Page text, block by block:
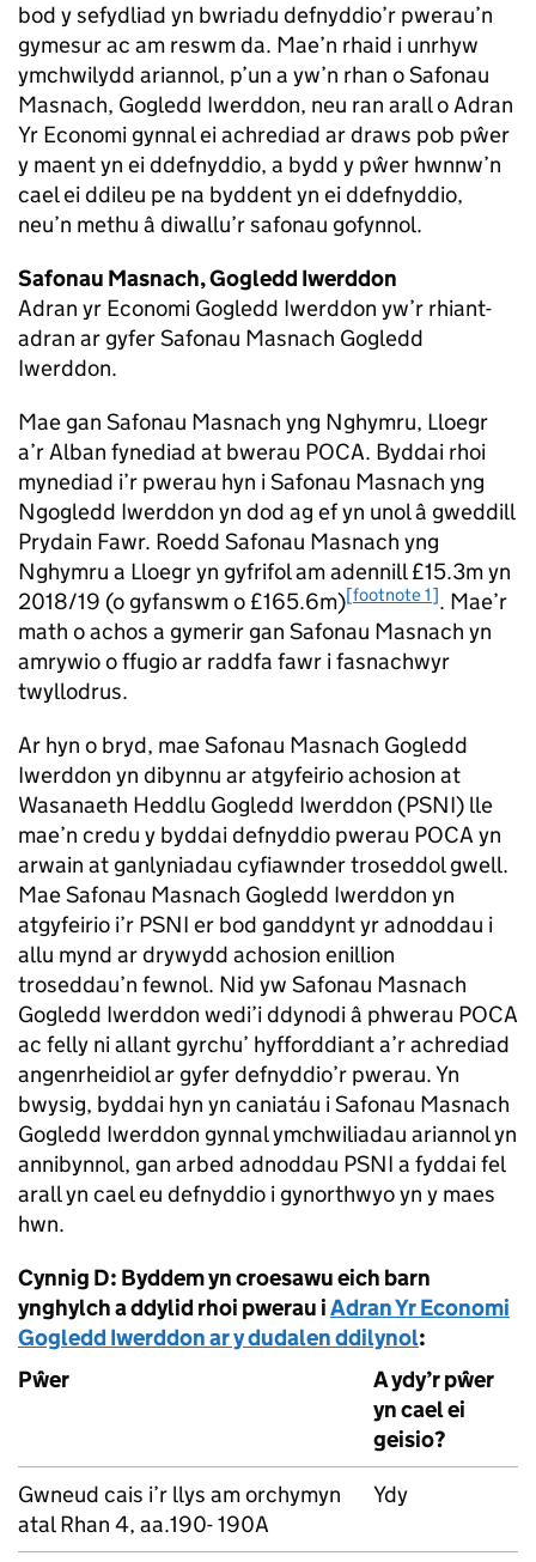
bod y sefydliad yn bwriadu defnyddio’r pwerau’n
gymesur ac am reswm da. Mae’n rhaid i unrhyw
ymchwilydd ariannol, p’un a yw’n rhan o Safonau
Masnach, Gogledd Iwerddon, neu ran arall o Adran
Yr Economi gynnal ei achrediad ar draws pob pŵer
y maent yn ei ddefnyddio, a bydd y pŵer hwnnw’n
cael ei ddileu pe na byddent yn ei ddefnyddio,
neu’n methu â diwallu’r safonau gofynnol.
Safonau Masnach, Gogledd Iwerddon
Adran yr Economi Gogledd Iwerddon yw’r rhiant-
adran ar gyfer Safonau Masnach Gogledd
Iwerddon.
Mae gan Safonau Masnach yng Nghymru, Lloegr
a’r Alban fynediad at bwerau POCA. Byddai rhoi
mynediad i’r pwerau hyn i Safonau Masnach yng
Ngogledd Iwerddon yn dod ag ef yn unol â gweddill
Prydain Fawr. Roedd Safonau Masnach yng
Nghymru a Lloegr yn gyfrifol am adennill £15.3m yn
2018/19 (o gyfanswm o £165.6m)[footnote 1]. Mae’r
math o achos a gymerir gan Safonau Masnach yn
amrywio o ffugio ar raddfa fawr i fasnachwyr
twyllodrus.
Ar hyn o bryd, mae Safonau Masnach Gogledd
Iwerddon yn dibynnu ar atgyfeirio achosion at
Wasanaeth Heddlu Gogledd Iwerddon (PSNI) lle
mae’n credu y byddai defnyddio pwerau POCA yn
arwain at ganlyniadau cyfiawnder troseddol gwell.
Mae Safonau Masnach Gogledd Iwerddon yn
atgyfeirio i’r PSNI er bod ganddynt yr adnoddau i
allu mynd ar drywydd achosion enillion
troseddau’n fewnol. Nid yw Safonau Masnach
Gogledd Iwerddon wedi’i ddynodi â phwerau POCA
ac felly ni allant gyrchu’ hyfforddiant a’r achrediad
angenrheidiol ar gyfer defnyddio’r pwerau. Yn
bwysig, byddai hyn yn caniatáu i Safonau Masnach
Gogledd Iwerddon gynnal ymchwiliadau ariannol yn
annibynnol, gan arbed adnoddau PSNI a fyddai fel
arall yn cael eu defnyddio i gynorthwyo yn y maes
hwn.
Cynnig D: Byddem yn croesawu eich barn
ynghylch a ddylid rhoi pwerau iAdran Yr Economi
Gogledd Iwerddon ar y dudalen ddilynol:
Pŵer
A ydy’r pŵer
yn cael ei
geisio?
Gwneud cais i’r llys am orchymyn
atal Rhan 4, aa.190- 190A
Ydy